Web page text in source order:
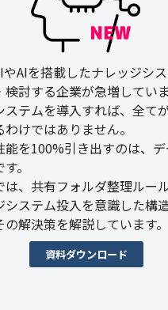
やAIを搭載したナレッジシ
検討する企業が急増してい
ステムを導入すれば、全て
わけではありません。
能を100%引き出すのは、
。
は、共有フォルダ整理ルー
システム投入を意識した構
解決策を解説しています。
資料ダウンロード